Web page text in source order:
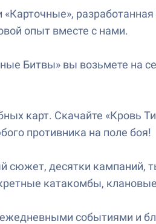
опыт вместе с нами.
Битвы» вы возьмете на
карт. Скачайте «Кровь
противника на поле боя!
десятки кампаний,
катакомбы,
событиями и